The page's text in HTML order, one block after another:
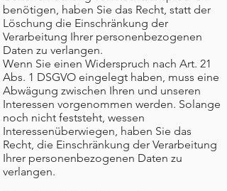
benötigen, haben Sie das Recht, statt der
Löschung die Einschränkung der
Verarbeitung Ihrer personenbezogenen
Daten zu verlangen.
Wenn Sie einen Widerspruch nach Art. 21
Abs. 1 DSGVO eingelegt haben, muss eine
Abwägung zwischen Ihren und unseren
Interessen vorgenommen werden. Solange
noch nicht feststeht, wessen
Interessenüberwiegen, haben Sie das
Recht, die Einschränkung der Verarbeitung
Ihrer personenbezogenen Daten zu
verlangen.